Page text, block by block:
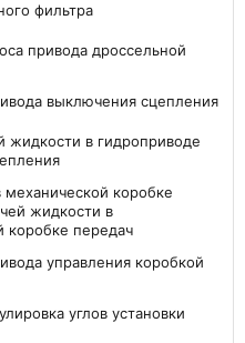
фильтра
привода дроссельной
выключения сцепления
жидкости в гидроприводе
коробке
жидкости в
коробке передач
управления коробкой
углов установки